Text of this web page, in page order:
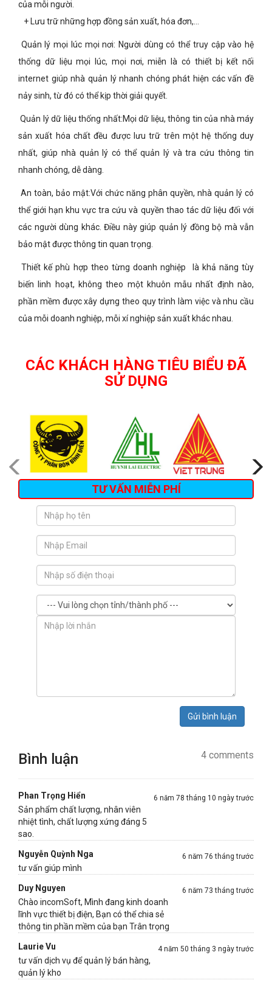
của mỗi người.
+ Lưu trữ những hợp đồng sản xuất, hóa đơn,…
Quản lý mọi lúc mọi nơi: Người dùng có thể truy cập vào hệ
thống dữ liệu mọi lúc, mọi nơi, miễn là có thiết bị kết nối
internet giúp nhà quản lý nhanh chóng phát hiện các vấn đề
nảy sinh, từ đó có thể kịp thời giải quyết.
Quản lý dữ liệu thống nhất:Mọi dữ liệu, thông tin của nhà máy
sản xuất hóa chất đều được lưu trữ trên một hệ thống duy
nhất, giúp nhà quản lý có thể quản lý và tra cứu thông tin
nhanh chóng, dễ dàng.
An toàn, bảo mật:Với chức năng phân quyền, nhà quản lý có
thể giới hạn khu vực tra cứu và quyền thao tác dữ liệu đối với
các người dùng khác. Điều này giúp quản lý đồng bộ mà vẫn
bảo mật được thông tin quan trọng.
Thiết kế phù hợp theo từng doanh nghiệp là khả năng tùy
biến linh hoạt, không theo một khuôn mẫu nhất định nào,
phần mềm được xây dựng theo quy trình làm việc và nhu cầu
của mỗi doanh nghiệp, mỗi xí nghiệp sản xuất khác nhau.
CÁC KHÁCH HÀNG TIÊU BIỂU ĐÃ
SỬ DỤNG
TƯ VẤN MIỄN PHÍ
Gửi bình luận
4 comments
Bình luận
6 năm 78 tháng 10 ngày trước
Phan Trọng Hiển
Sản phẩm chất lượng, nhân viên
nhiệt tình, chất lượng xứng đáng 5
sao.
6 năm 76 tháng trước
Nguyễn Quỳnh Nga
tư vấn giúp mình
6 năm 73 tháng trước
Duy Nguyen
Chào incomSoft, Mình đang kinh doanh
lĩnh vực thiết bị điện, Bạn có thể chia sẻ
thông tin phần mềm của bạn Trân trọng
4 năm 50 tháng 3 ngày trước
Laurie Vu
tư vấn dịch vụ để quản lý bán hàng,
quản lý kho